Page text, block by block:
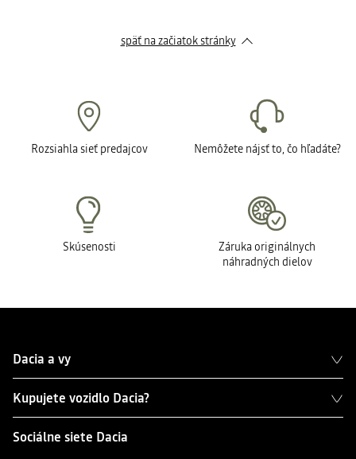
späť na začiatok stránky
Rozsiahla sieť predajcov Nemôžete nájsť to, čo hľadáte?
Skúsenosti
Záruka originálnych
náhradných dielov
Dacia a vy
Kupujete vozidlo Dacia?
Sociálne siete Dacia